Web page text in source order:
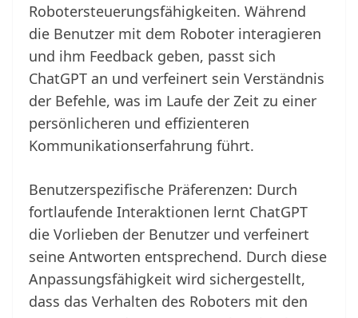
Robotersteuerungsfähigkeiten. Während
die Benutzer mit dem Roboter interagieren
und ihm Feedback geben, passt sich
ChatGPT an und verfeinert sein Verständnis
der Befehle, was im Laufe der Zeit zu einer
persönlicheren und effizienteren
Kommunikationserfahrung führt.
Benutzerspezifische Präferenzen: Durch
fortlaufende Interaktionen lernt ChatGPT
die Vorlieben der Benutzer und verfeinert
seine Antworten entsprechend. Durch diese
Anpassungsfähigkeit wird sichergestellt,
dass das Verhalten des Roboters mit den